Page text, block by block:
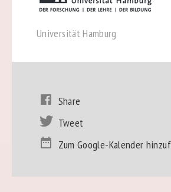
Universität Hamburg
Share
Tweet
Zum Google-Kalender